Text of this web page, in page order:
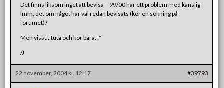
Det finns liksom inget att bevisa – 99/00 har ett problem med känslig
lmm, det om något har väl redan bevisats (kör en sökning på
forumet)?
Men visst…tuta och kör bara. :*
/J
22 november, 2004 kl. 12:17 #39793